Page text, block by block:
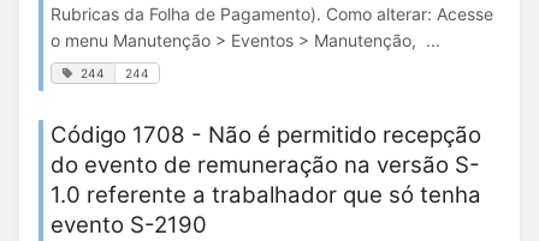
Rubricas da Folha de Pagamento). Como alterar: Acesse
o menu Manutenção > Eventos > Manutenção, ...
244 244
Código 1708 - Não é permitido recepção
do evento de remuneração na versão S-
1.0 referente a trabalhador que só tenha
evento S-2190